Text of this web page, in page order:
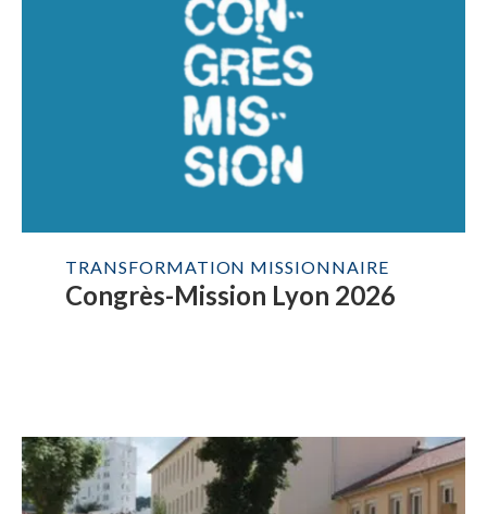
TRANSFORMATION MISSIONNAIRE
Congrès-Mission Lyon 2026